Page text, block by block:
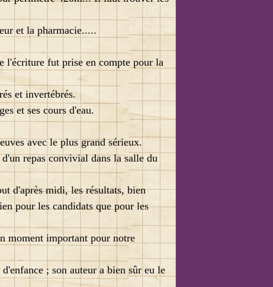
et la pharmacie.....
l'écriture fut prise en compte pour la
et invertébrés.
et ses cours d'eau.
avec le plus grand sérieux.
repas convivial dans la salle du
d'après midi, les résultats, bien
pour les candidats que pour les
moment important pour notre
; son auteur a bien sûr eu le